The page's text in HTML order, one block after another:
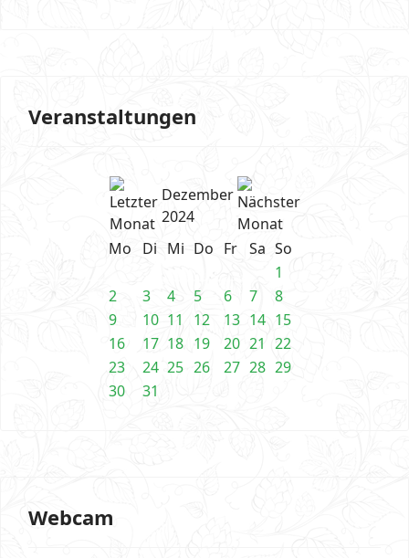
Veranstaltungen
Dezember
2024
Mo
Di Mi Do Fr Sa So
1
2
3 4 5 6 7
8
9
10 11 12 13 14 15
16
17 18 19 20 21 22
23
24 25 26 27 28 29
30
31
Webcam